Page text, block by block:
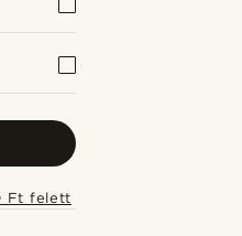
17 500 Ft felett